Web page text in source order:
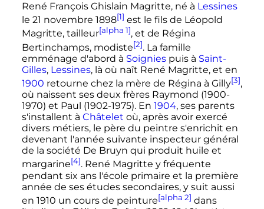
René François Ghislain Magritte, né à Lessines
le 21 novembre 1898[1] est le fils de Léopold
Magritte, tailleur[alpha 1], et de Régina
Bertinchamps, modiste[2]. La famille
emménage d'abord à Soigniespuis à Saint-
Gilles, Lessines, là où naît René Magritte, et en
1900 retourne chez la mère de Régina à Gilly[3],
où naissent ses deux frères Raymond (1900-
1970) et Paul (1902-1975). En 1904, ses parents
s'installent à Châtelet où, après avoir exercé
divers métiers, le père du peintre s'enrichit en
devenant l'année suivante inspecteur général
de la société De Bruyn qui produit huile et
margarine[4]. René Magritte y fréquente
pendant six ans l'école primaire et la première
année de ses études secondaires, y suit aussi
en 1910 un cours de peinture[alpha 2] dans